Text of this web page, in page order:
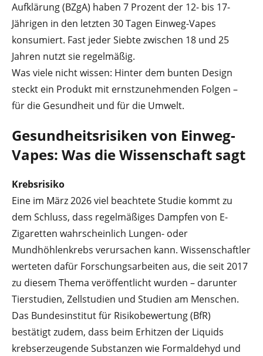
Aufklärung (BZgA) haben 7 Prozent der 12- bis 17-
Jährigen in den letzten 30 Tagen Einweg-Vapes
konsumiert. Fast jeder Siebte zwischen 18 und 25
Jahren nutzt sie regelmäßig.
Was viele nicht wissen: Hinter dem bunten Design
steckt ein Produkt mit ernstzunehmenden Folgen –
für die Gesundheit und für die Umwelt.
Gesundheitsrisiken von Einweg-
Vapes: Was die Wissenschaft sagt
Krebsrisiko
Eine im März 2026 viel beachtete Studie kommt zu
dem Schluss, dass regelmäßiges Dampfen von E-
Zigaretten wahrscheinlich Lungen- oder
Mundhöhlenkrebs verursachen kann. Wissenschaftler
werteten dafür Forschungsarbeiten aus, die seit 2017
zu diesem Thema veröffentlicht wurden – darunter
Tierstudien, Zellstudien und Studien am Menschen.
Das Bundesinstitut für Risikobewertung (BfR)
bestätigt zudem, dass beim Erhitzen der Liquids
krebserzeugende Substanzen wie Formaldehyd und